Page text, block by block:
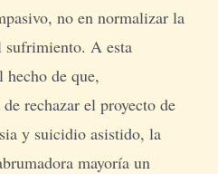
no en normalizar la
sufrimiento. A esta
hecho de que,
rechazar el proyecto de
y suicidio asistido, la
mayoría un